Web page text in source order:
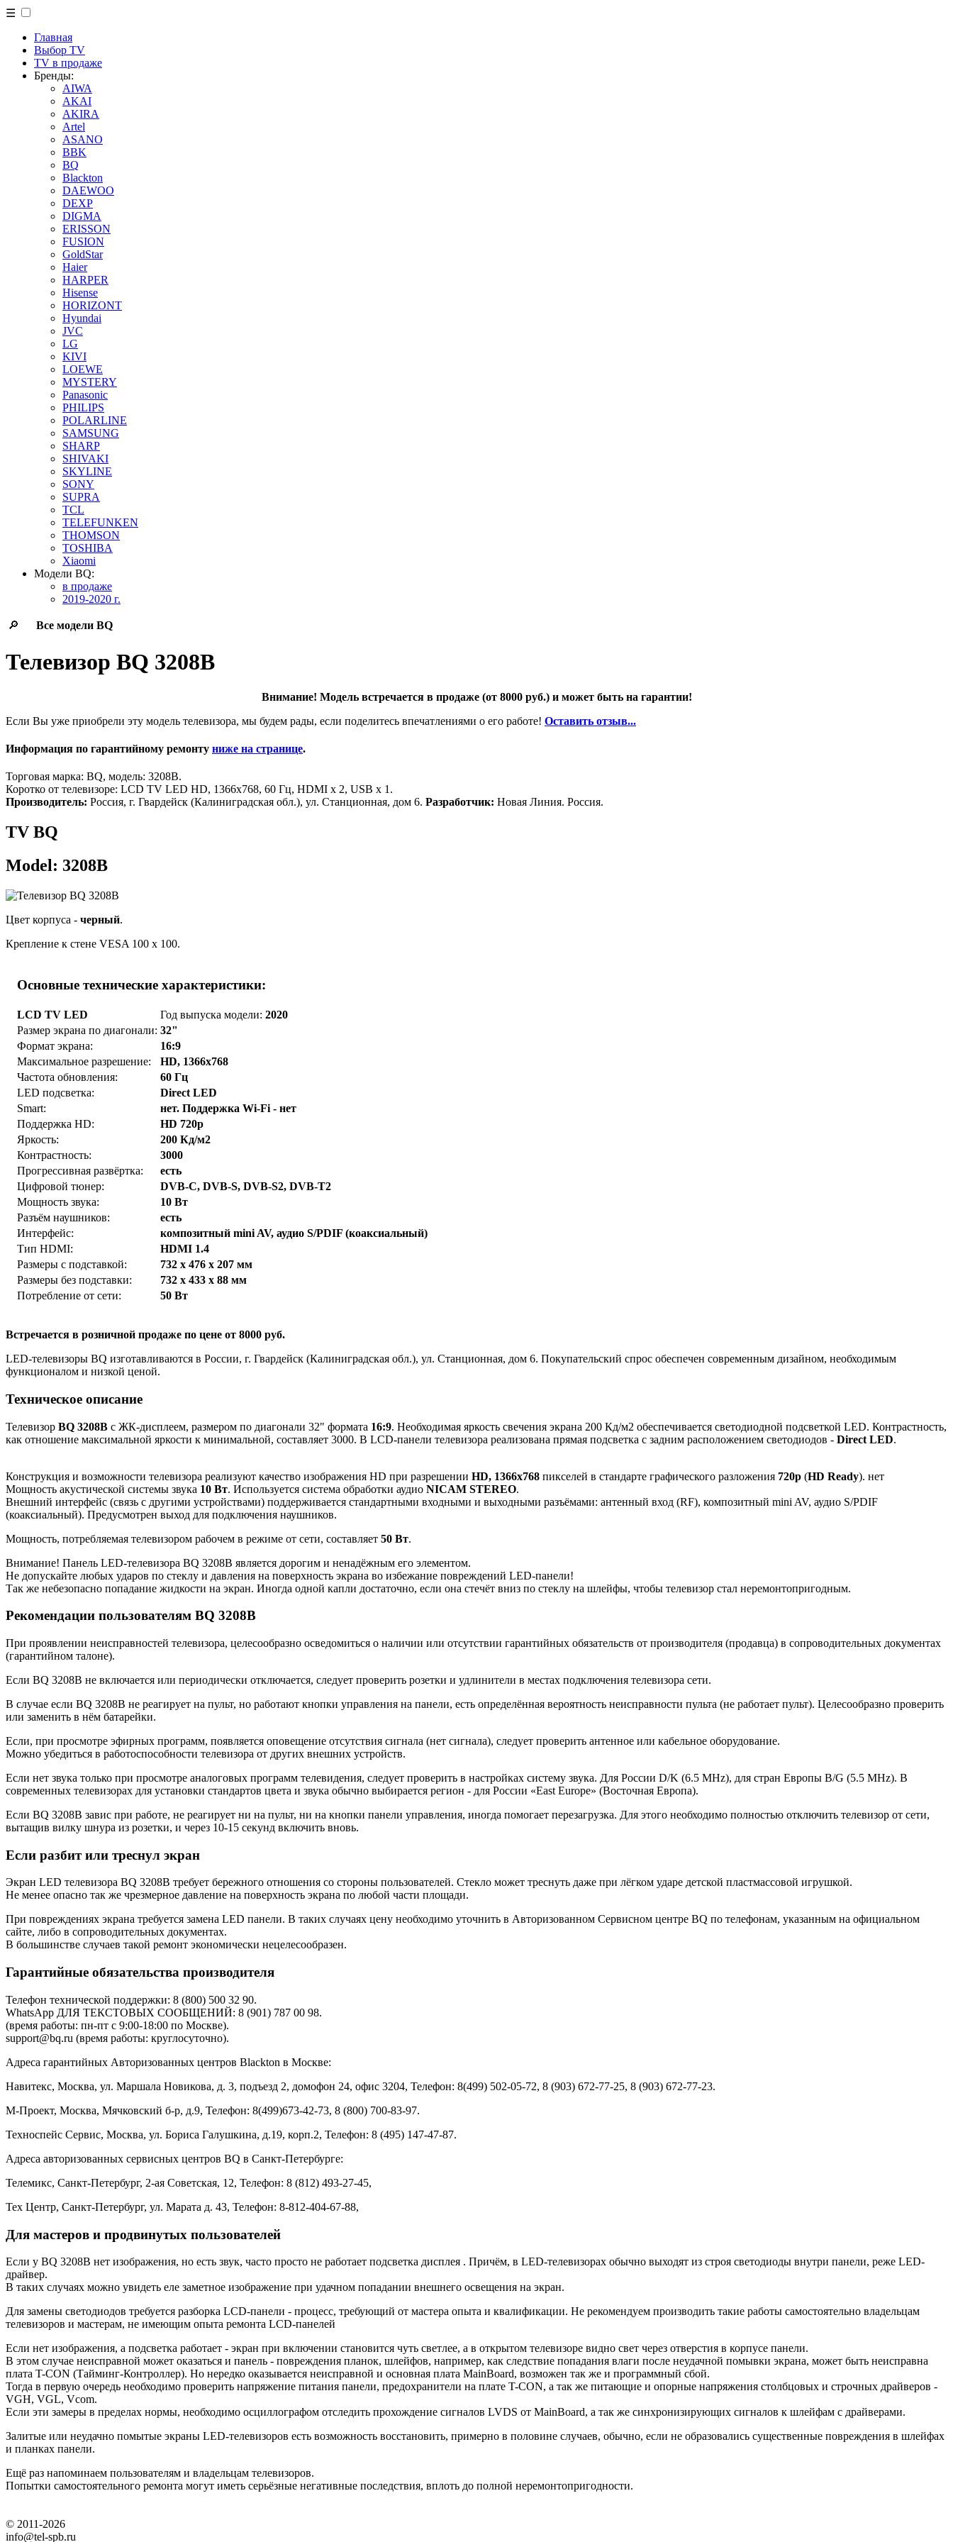
☰
Главная
Выбор TV
TV в продаже
Бренды:
AIWA
AKAI
AKIRA
Artel
ASANO
BBK
BQ
Blackton
DAEWOO
DEXP
DIGMA
ERISSON
FUSION
GoldStar
Haier
HARPER
Hisense
HORIZONT
Hyundai
JVC
LG
KIVI
LOEWE
MYSTERY
Panasonic
PHILIPS
POLARLINE
SAMSUNG
SHARP
SHIVAKI
SKYLINE
SONY
SUPRA
TCL
TELEFUNKEN
THOMSON
TOSHIBA
Xiaomi
Модели BQ:
в продаже
2019-2020 г.
🔎 Все модели BQ
Телевизор BQ 3208B
Внимание! Модель встречается в продаже (от 8000 руб.) и может быть на гарантии!
Если Вы уже приобрели эту модель телевизора, мы будем рады, если поделитесь впечатлениями о его работе! Оставить отзыв...
Информация по гарантийному ремонту ниже на странице.
Торговая марка: BQ, модель: 3208B.
Коротко от телевизоре: LCD TV LED HD, 1366x768, 60 Гц, HDMI х 2, USB х 1.
Производитель: Россия, г. Гвардейск (Калиниградская обл.), ул. Станционная, дом 6. Разработчик: Новая Линия. Россия.
TV BQ
Model: 3208B
Цвет корпуса - черный.
Крепление к стене VESA 100 x 100.
Основные технические характеристики:
LCD TV LED Год выпуска модели:2020
Размер экрана по диагонали: 32"
Формат экрана:
16:9
Максимальное разрешение:
HD, 1366x768
Частота обновления:
60 Гц
LED подсветка:
Direct LED
Smart:
нет. Поддержка Wi-Fi - нет
Поддержка HD:
HD 720p
Яркость:
200 Кд/м2
Контрастность:
3000
Прогрессивная развёртка:
есть
Цифровой тюнер:
DVB-C, DVB-S, DVB-S2, DVB-T2
Мощность звука:
10 Вт
Разъём наушников:
есть
Интерфейс:
композитный mini AV, аудио S/PDIF (коаксиальный)
Тип HDMI:
HDMI 1.4
Размеры с подставкой:
732 x 476 x 207 мм
Размеры без подставки:
732 x 433 x 88 мм
Потребление от сети:
50 Вт
Встречается в розничной продаже по цене от 8000 руб.
LED-телевизоры BQ изготавливаются в России, г. Гвардейск (Калиниградская обл.), ул. Станционная, дом 6. Покупательский спрос обеспечен современным дизайном, необходимым
функционалом и низкой ценой.
Техническое описание
Телевизор BQ 3208B с ЖК-дисплеем, размером по диагонали 32" формата 16:9. Необходимая яркость свечения экрана 200 Кд/м2 обеспечивается светодиодной подсветкой LED. Контрастность,
как отношение максимальной яркости к минимальной, составляет 3000. В LCD-панели телевизора реализована прямая подсветка с задним расположением светодиодов - Direct LED.
Конструкция и возможности телевизора реализуют качество изображения HD при разрешении HD, 1366x768 пикселей в стандарте графического разложения 720p (HD Ready). нет
Мощность акустической системы звука 10 Вт. Используется система обработки аудио NICAM STEREO.
Внешний интерфейс (связь с другими устройствами) поддерживается стандартными входными и выходными разъёмами: антенный вход (RF), композитный mini AV, аудио S/PDIF
(коаксиальный). Предусмотрен выход для подключения наушников.
Мощность, потребляемая телевизором рабочем в режиме от сети, составляет 50 Вт.
Внимание! Панель LED-телевизора BQ 3208B является дорогим и ненадёжным его элементом.
Не допускайте любых ударов по стеклу и давления на поверхность экрана во избежание повреждений LED-панели!
Так же небезопасно попадание жидкости на экран. Иногда одной капли достаточно, если она стечёт вниз по стеклу на шлейфы, чтобы телевизор стал неремонтопригодным.
Рекомендации пользователям BQ 3208B
При проявлении неисправностей телевизора, целесообразно осведомиться о наличии или отсутствии гарантийных обязательств от производителя (продавца) в сопроводительных документах
(гарантийном талоне).
Если BQ 3208B не включается или периодически отключается, следует проверить розетки и удлинители в местах подключения телевизора сети.
В случае если BQ 3208B не реагирует на пульт, но работают кнопки управления на панели, есть определённая вероятность неисправности пульта (не работает пульт). Целесообразно проверить
или заменить в нём батарейки.
Если, при просмотре эфирных программ, появляется оповещение отсутствия сигнала (нет сигнала), следует проверить антенное или кабельное оборудование.
Можно убедиться в работоспособности телевизора от других внешних устройств.
Если нет звука только при просмотре аналоговых программ телевидения, следует проверить в настройках систему звука. Для России D/K (6.5 MHz), для стран Европы B/G (5.5 MHz). В
современных телевизорах для установки стандартов цвета и звука обычно выбирается регион - для России «East Europe» (Восточная Европа).
Если BQ 3208B завис при работе, не реагирует ни на пульт, ни на кнопки панели управления, иногда помогает перезагрузка. Для этого необходимо полностью отключить телевизор от сети,
вытащив вилку шнура из розетки, и через 10-15 секунд включить вновь.
Если разбит или треснул экран
Экран LED телевизора BQ 3208B требует бережного отношения со стороны пользователей. Стекло может треснуть даже при лёгком ударе детской пластмассовой игрушкой.
Не менее опасно так же чрезмерное давление на поверхность экрана по любой части площади.
При повреждениях экрана требуется замена LED панели. В таких случаях цену необходимо уточнить в Авторизованном Сервисном центре BQ по телефонам, указанным на официальном
сайте, либо в сопроводительных документах.
В большинстве случаев такой ремонт экономически нецелесообразен.
Гарантийные обязательства производителя
Телефон технической поддержки: 8 (800) 500 32 90.
WhatsApp ДЛЯ ТЕКСТОВЫХ СООБЩЕНИЙ: 8 (901) 787 00 98.
(время работы: пн-пт с 9:00-18:00 по Москве).
support@bq.ru (время работы: круглосуточно).
Адреса гарантийных Авторизованных центров Blackton в Москве:
Навитекс, Москва, ул. Маршала Новикова, д. 3, подъезд 2, домофон 24, офис 3204, Телефон: 8(499) 502-05-72, 8 (903) 672-77-25, 8 (903) 672-77-23.
М-Проект, Москва, Мячковский б-р, д.9, Телефон: 8(499)673-42-73, 8 (800) 700-83-97.
Техноспейс Сервис, Москва, ул. Бориса Галушкина, д.19, корп.2, Телефон: 8 (495) 147-47-87.
Адреса авторизованных сервисных центров BQ в Санкт-Петербурге:
Телемикс, Санкт-Петербург, 2-ая Советская, 12, Телефон: 8 (812) 493-27-45,
Тех Центр, Санкт-Петербург, ул. Марата д. 43, Телефон: 8-812-404-67-88,
Для мастеров и продвинутых пользователей
Если у BQ 3208B нет изображения, но есть звук, часто просто не работает подсветка дисплея . Причём, в LED-телевизорах обычно выходят из строя светодиоды внутри панели, реже LED-
драйвер.
В таких случаях можно увидеть еле заметное изображение при удачном попадании внешнего освещения на экран.
Для замены светодиодов требуется разборка LCD-панели - процесс, требующий от мастера опыта и квалификации. Не рекомендуем производить такие работы самостоятельно владельцам
телевизоров и мастерам, не имеющим опыта ремонта LCD-панелей
Если нет изображения, а подсветка работает - экран при включении становится чуть светлее, а в открытом телевизоре видно свет через отверстия в корпусе панели.
В этом случае неисправной может оказаться и панель - повреждения планок, шлейфов, например, как следствие попадания влаги после неудачной помывки экрана, может быть неисправна
плата T-CON (Тайминг-Контроллер). Но нередко оказывается неисправной и основная плата MainBoard, возможен так же и программный сбой.
Тогда в первую очередь необходимо проверить напряжение питания панели, предохранители на плате T-CON, а так же питающие и опорные напряжения столбцовых и строчных драйверов -
VGH, VGL, Vcom.
Если эти замеры в пределах нормы, необходимо осциллографом отследить прохождение сигналов LVDS от MainBoard, а так же синхронизирующих сигналов к шлейфам с драйверами.
Залитые или неудачно помытые экраны LED-телевизоров есть возможность восстановить, примерно в половине случаев, обычно, если не образовались существенные повреждения в шлейфах
и планках панели.
Ещё раз напоминаем пользователям и владельцам телевизоров.
Попытки самостоятельного ремонта могут иметь серьёзные негативные последствия, вплоть до полной неремонтопригодности.
© 2011-2026
info@tel-spb.ru